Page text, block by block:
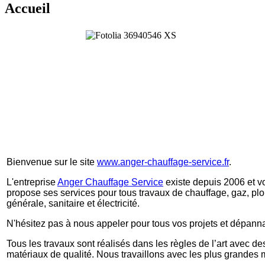
Accueil
Bienvenue sur le site www.anger-chauffage-service.fr.
L'entrepriseAnger Chauffage Service existe depuis 2006 et
propose ses services pour tous travaux de chauffage, gaz,
générale, sanitaire et électricité.
N'hésitez pas à nous appeler pour tous vos projets et
Tous les travaux sont réalisés dans les règles de l’art avec
matériaux de qualité. Nous travaillons avec les plus grandes